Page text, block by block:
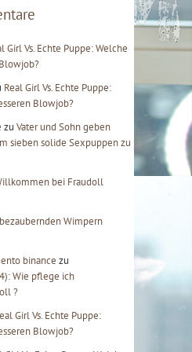
Girl Vs. Echte Puppe: Welche
Real Girl Vs. Echte Puppe:
Blowjob?
zu Vater und Sohn geben
sieben solide Sexpuppen zu
bei Fraudoll
Wimpern
binance zu
Wie pflege ich
?
Girl Vs. Echte Puppe:
Blowjob?